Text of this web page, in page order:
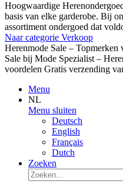
Hoogwaardige
basis van elke garderobe. Bij
assortiment ondergoed dat
Naar categorie Verkoop
Herenmode Sale – Topmerken
Sale bij Mode Spezialist –
voordelen Gratis verzending
Menu
NL
Menu sluiten
Deutsch
English
Français
Dutch
Zoeken